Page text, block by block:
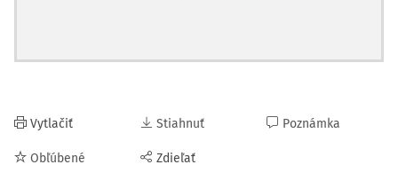
Vytlačiť
Obľúbené
Stiahnuť
Zdieľať
Poznámka